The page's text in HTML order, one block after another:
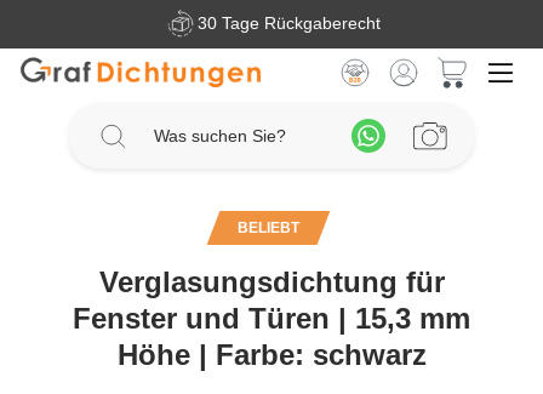
Zum Hauptinhalt springen30 Tage Rückgaberecht
BELIEBT
Verglasungsdichtung für
Fenster und Türen | 15,3 mm
Höhe | Farbe: schwarz